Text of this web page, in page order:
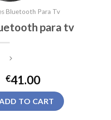
Bluetooth Para Tv
para tv
€41.00
para tv quantity
ADD TO CART